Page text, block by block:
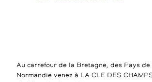
Au carrefour de la Bretagne, des Pays
Normandie venez à LA CLE DES